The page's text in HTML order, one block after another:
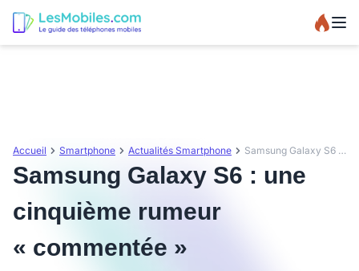
Accueil Smartphone Actualités Smartphone Samsung Galaxy S6 : une cinquième rumeur « commentée »
Samsung Galaxy S6 : une
cinquième rumeur
« commentée »